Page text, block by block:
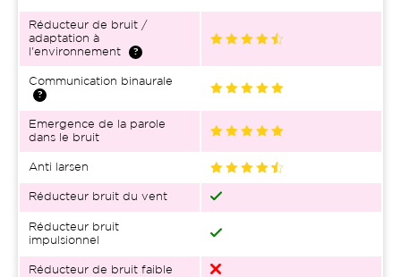
Réducteur de bruit /
adaptation à
l'environnement
Communication binaurale
Emergence de la parole
dans le bruit
Anti larsen
Réducteur bruit du vent
Réducteur bruit
impulsionnel
Réducteur de bruit faible